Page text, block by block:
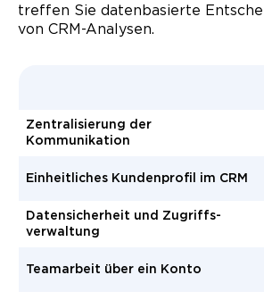
treffen Sie daten­basierte
von CRM-Analysen.
Zentralisierung der
Kommunikation
Einheitliches Kundenprofil im CRM
Datensicherheit und Zugriffs­
verwaltung
Teamarbeit über ein Konto